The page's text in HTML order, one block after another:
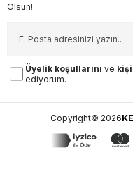
Olsun!
Üyelik koşullarını ve
ediyorum.
Copyright© 2026